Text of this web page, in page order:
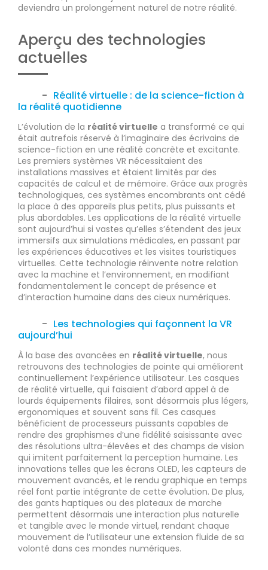
deviendra un prolongement naturel de notre réalité.
Aperçu des technologies
actuelles
Réalité virtuelle : de la science-fiction à
la réalité quotidienne
L’évolution de la réalité virtuelle a transformé ce qui
était autrefois réservé à l’imaginaire des écrivains de
science-fiction en une réalité concrète et excitante.
Les premiers systèmes VR nécessitaient des
installations massives et étaient limités par des
capacités de calcul et de mémoire. Grâce aux progrès
technologiques, ces systèmes encombrants ont cédé
la place à des appareils plus petits, plus puissants et
plus abordables. Les applications de la réalité virtuelle
sont aujourd’hui si vastes qu’elles s’étendent des jeux
immersifs aux simulations médicales, en passant par
les expériences éducatives et les visites touristiques
virtuelles. Cette technologie réinvente notre relation
avec la machine et l’environnement, en modifiant
fondamentalement le concept de présence et
d’interaction humaine dans des cieux numériques.
Les technologies qui façonnent la VR
aujourd’hui
À la base des avancées en réalité virtuelle, nous
retrouvons des technologies de pointe qui améliorent
continuellement l’expérience utilisateur. Les casques
de réalité virtuelle, qui faisaient d’abord appel à de
lourds équipements filaires, sont désormais plus légers,
ergonomiques et souvent sans fil. Ces casques
bénéficient de processeurs puissants capables de
rendre des graphismes d’une fidélité saisissante avec
des résolutions ultra-élevées et des champs de vision
qui imitent parfaitement la perception humaine. Les
innovations telles que les écrans OLED, les capteurs de
mouvement avancés, et le rendu graphique en temps
réel font partie intégrante de cette évolution. De plus,
des gants haptiques ou des plateaux de marche
permettent désormais une interaction plus naturelle
et tangible avec le monde virtuel, rendant chaque
mouvement de l’utilisateur une extension fluide de sa
volonté dans ces mondes numériques.